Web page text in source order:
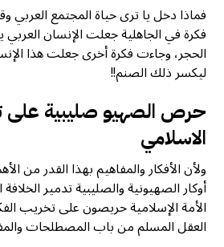
فماذا دخل يا ترى حياة المجتمع العربي
فكرة في الجاهلية جعلت الإنسان
الحجر، وجاءت فكرة أخرى جعلت هذا
ليكسر ذلك الصنم!!
حرص الصهيو صليبية على
الاسلامي
ولأن الأفكار والمفاهيم بهذا القدر من
أوكار الصهيونية والصليبية تدمير
الأمة الإسلامية حريصون على تخريب
العقل المسلم من باب المصطلحات